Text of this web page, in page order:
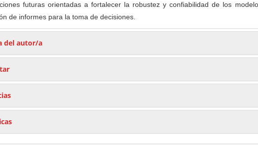
futuras orientadas a fortalecer la robustez y confiabilidad de los
de informes para la toma de decisiones.
del autor/a